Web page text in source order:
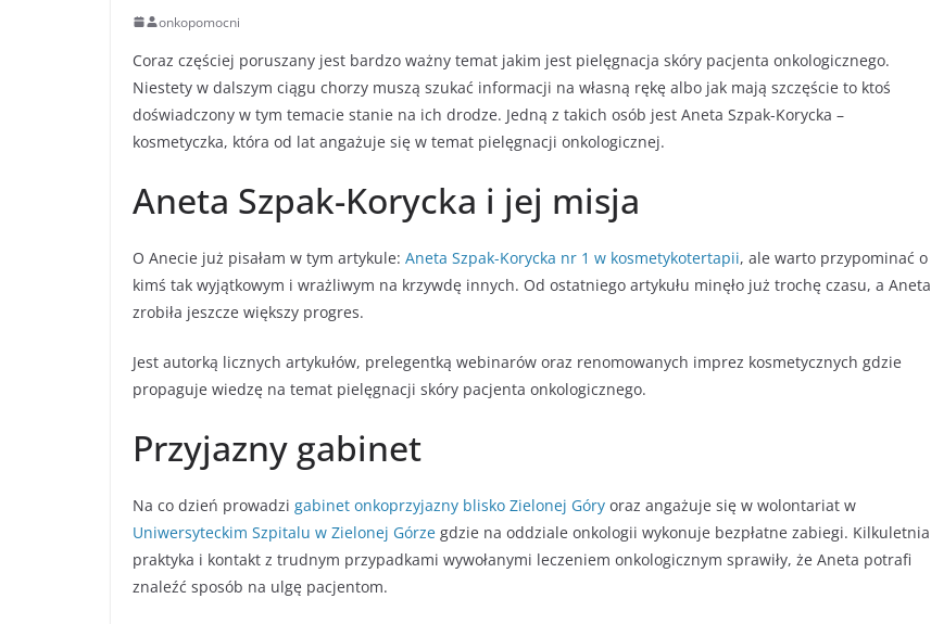
onkopomocni
Coraz częściej poruszany jest bardzo ważny temat jakim jest pielęgnacja skóry pacjenta onkologicznego.
Niestety w dalszym ciągu chorzy muszą szukać informacji na własną rękę albo jak mają szczęście to ktoś
doświadczony w tym temacie stanie na ich drodze. Jedną z takich osób jest Aneta Szpak-Korycka –
kosmetyczka, która od lat angażuje się w temat pielęgnacji onkologicznej.
Aneta Szpak-Korycka i jej misja
O Anecie już pisałam w tym artykule: Aneta Szpak-Korycka nr 1 w kosmetykotertapii, ale warto przypominać o
kimś tak wyjątkowym i wrażliwym na krzywdę innych. Od ostatniego artykułu minęło już trochę czasu, a Aneta
zrobiła jeszcze większy progres.
Jest autorką licznych artykułów, prelegentką webinarów oraz renomowanych imprez kosmetycznych gdzie
propaguje wiedzę na temat pielęgnacji skóry pacjenta onkologicznego.
Przyjazny gabinet
Na co dzień prowadzi gabinet onkoprzyjazny blisko Zielonej Góry oraz angażuje się w wolontariat w
Uniwersyteckim Szpitalu w Zielonej Górze gdzie na oddziale onkologii wykonuje bezpłatne zabiegi. Kilkuletnia
praktyka i kontakt z trudnym przypadkami wywołanymi leczeniem onkologicznym sprawiły, że Aneta potrafi
znaleźć sposób na ulgę pacjentom.